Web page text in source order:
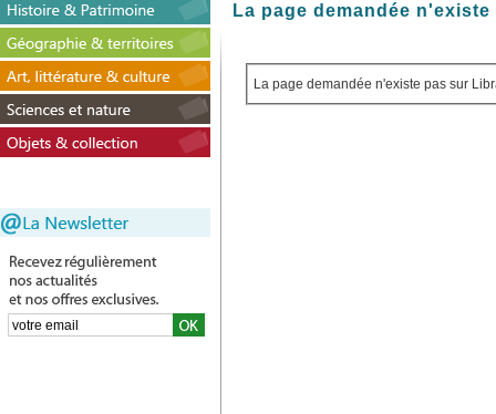
La page demandée n'existe
La page demandée n'existe pas sur